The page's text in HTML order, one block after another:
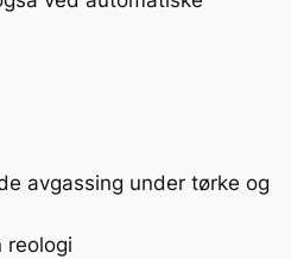
S
a
avgassing under tørke og
reologi